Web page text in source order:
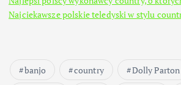
Najciekawsze polskie teledyski w stylu
banjo country Dolly Parton